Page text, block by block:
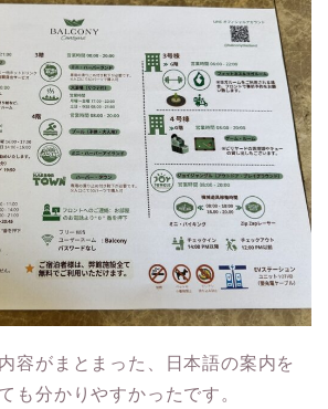
容がまとまった、日本語の案内を
も分かりやすかったです。